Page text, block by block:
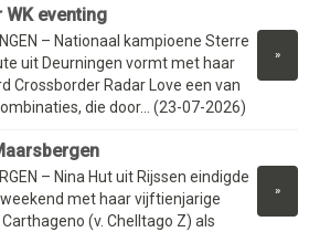
WK eventing
»
– Nationaal kampioene Sterre
uit Deurningen vormt met haar
Crossborder Radar Love een van
die door... (23-07-2026)
»
– Nina Hut uit Rijssen eindigde
met haar vijftienjarige
(v. Chelltago Z) als